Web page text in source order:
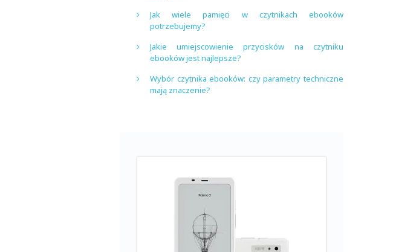
Jak wiele pamięci w czytnikach ebooków
potrzebujemy?
Jakie umiejscowienie przycisków na czytniku
ebooków jest najlepsze?
Wybór czytnika ebooków: czy parametry techniczne
mają znaczenie?